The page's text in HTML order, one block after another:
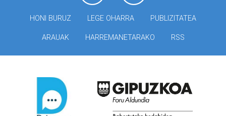
HONI BURUZ LEGE OHARRA PUBLIZITATEA
ARAUAK HARREMANETARAKO RSS